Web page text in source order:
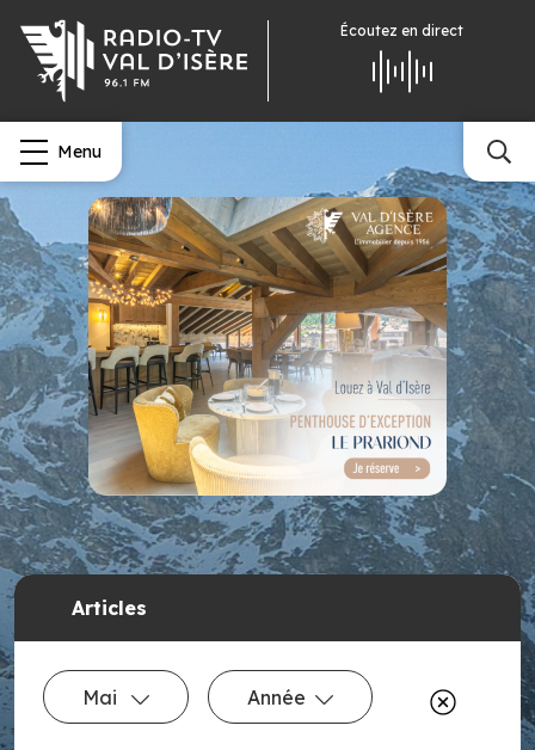
Écoutez en direct
Menu
Articles
Mai Année